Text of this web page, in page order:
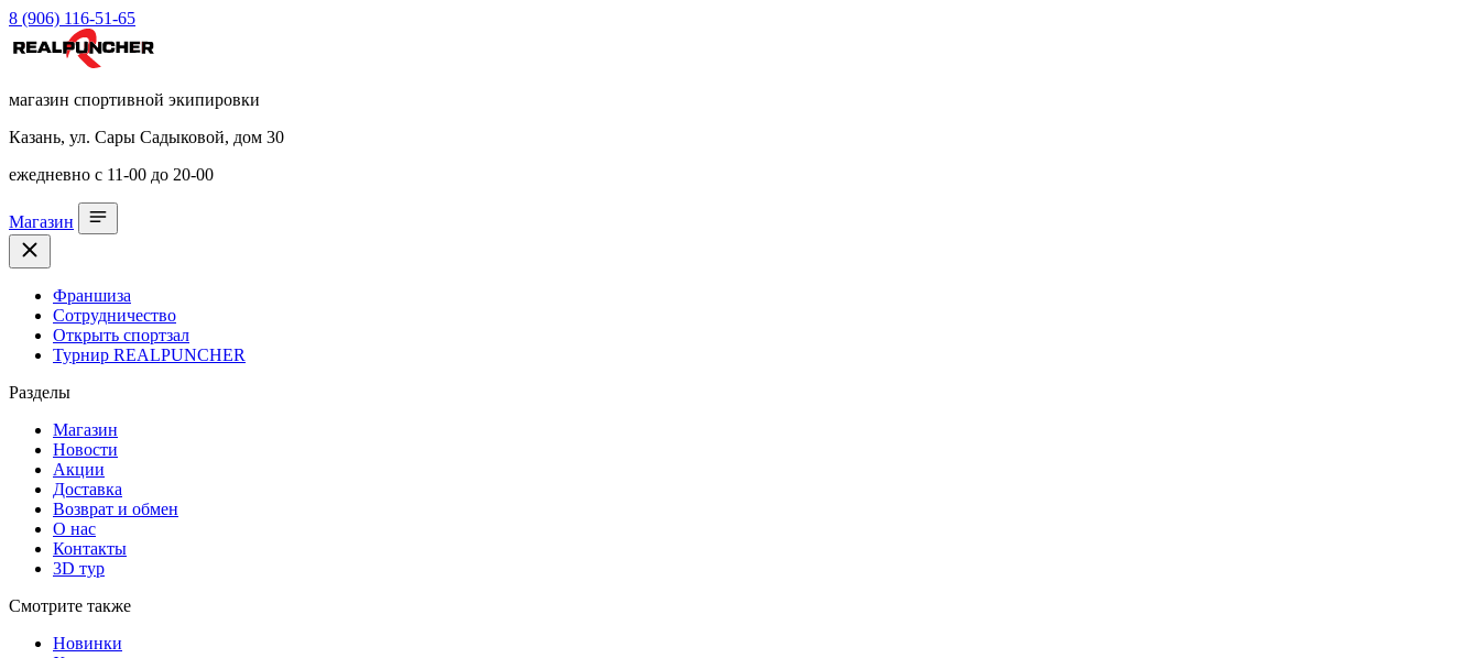
8 (906) 116-51-65
магазин спортивной экипировки
Казань, ул. Сары Садыковой, дом 30
ежедневно с 11-00 до 20-00
Магазин
Франшиза
Сотрудничество
Открыть спортзал
Турнир REALPUNCHER
Разделы
Магазин
Новости
Акции
Доставка
Возврат и обмен
О нас
Контакты
3D тур
Смотрите также
Новинки